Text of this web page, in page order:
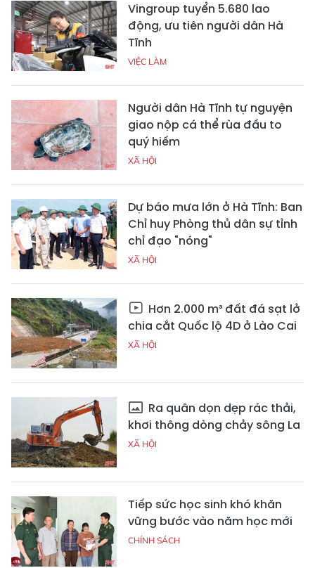
Vingroup tuyển 5.680 lao
động, ưu tiên người dân Hà
Tĩnh
VIỆC LÀM
Người dân Hà Tĩnh tự nguyện
giao nộp cá thể rùa đầu to
quý hiếm
XÃ HỘI
Dự báo mưa lớn ở Hà Tĩnh: Ban
Chỉ huy Phòng thủ dân sự tỉnh
chỉ đạo "nóng"
XÃ HỘI
Hơn 2.000 m³ đất đá sạt lở
chia cắt Quốc lộ 4D ở Lào Cai
XÃ HỘI
Ra quân dọn dẹp rác thải,
khơi thông dòng chảy sông La
XÃ HỘI
Tiếp sức học sinh khó khăn
vững bước vào năm học mới
CHÍNH SÁCH